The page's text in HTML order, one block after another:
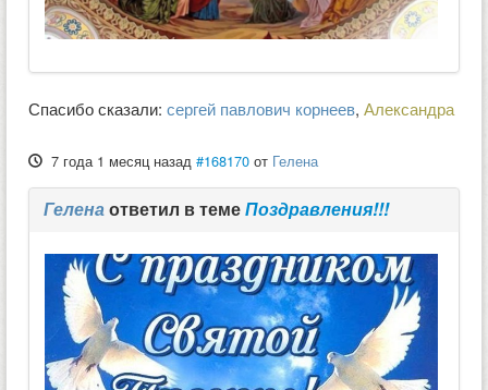
Спасибо сказали: сергей павлович корнеев, Александра
7 года 1 месяц назад #168170 от Гелена
Геленаответил в темеПоздравления!!!